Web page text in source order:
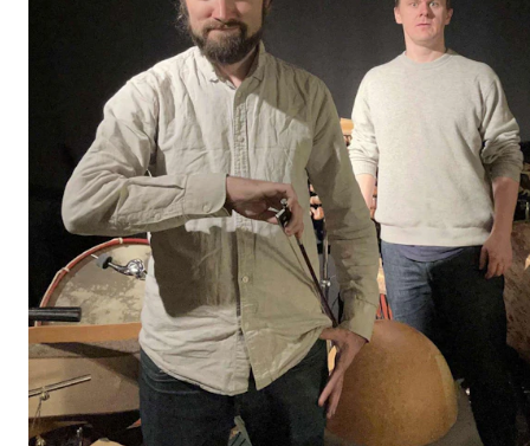
Søknad og opptak
Fagmiljøer
Salane våre
Studentutvalet SUT (student.nmh.no)
FORSKNING
CERM
CREMAH
NordART
Prosjekter